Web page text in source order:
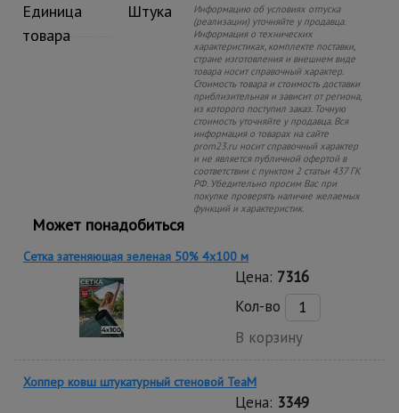
Единица
товара
Штука
Информацию об условиях отпуска
(реализации) уточняйте у продавца.
Информация о технических
характеристиках, комплекте поставки,
стране изготовления и внешнем виде
товара носит справочный характер.
Стоимость товара и стоимость доставки
приблизительная и зависит от региона,
из которого поступил заказ. Точную
стоимость уточняйте у продавца. Вся
информация о товарах на сайте
prom23.ru носит справочный характер
и не является публичной офертой в
соответствии с пунктом 2 статьи 437 ГК
РФ. Убедительно просим Вас при
покупке проверять наличие желаемых
функций и характеристик.
Может понадобиться
Сетка затеняющая зеленая 50% 4х100 м
Цена: 7316
Кол-во
В корзину
Хоппер ковш штукатурный стеновой TeaM
Цена: 3349